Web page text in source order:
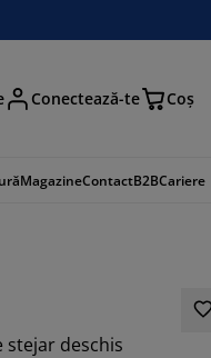
Conectează-te Coş
MagazineContactB2BCariere
stejar deschis